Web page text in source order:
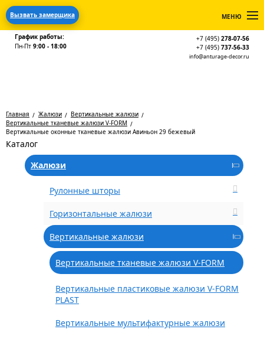
Вызвать замерщика МЕНЮ
График работы:
Пн-Пт 9:00 - 18:00
+7 (495) 278-07-56
+7 (495) 737-56-33
info@anturage-decor.ru
Главная Жалюзи
Вертикальные жалюзи
Вертикальные тканевые жалюзи V-FORM
Вертикальные оконные тканевые жалюзи Авиньон 29 бежевый
Каталог
Жалюзи
Рулонные шторы
Горизонтальные жалюзи
Вертикальные жалюзи
Вертикальные тканевые жалюзи V-FORM
Вертикальные пластиковые жалюзи V-FORM
PLAST
Вертикальные мультифактурные жалюзи